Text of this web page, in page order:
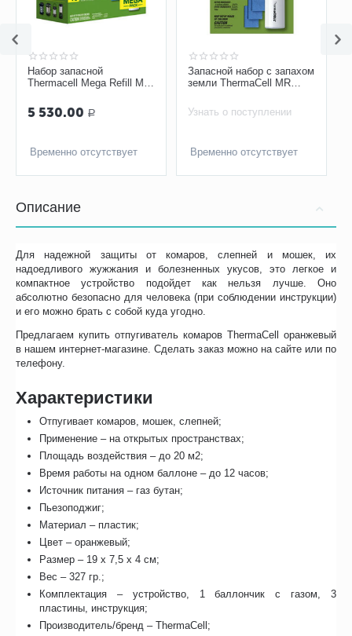
Набор запасной
Thermacell Mega Refill MR
баллонов)
5 530.00 Р
Временно отсутствует
Запасной набор с запахом
земли ThermaCell MR
Узнать о поступлении
Временно отсутствует
Описание
Для надежной защиты от комаров, слепней и мошек, их
надоедливого жужжания и болезненных укусов, это легкое и
компактное устройство подойдет как нельзя лучше. Оно
абсолютно безопасно для человека (при соблюдении инструкции)
и его можно брать с собой куда угодно.
Предлагаем купить отпугиватель комаров ThermaCell оранжевый
в нашем интернет-магазине. Сделать заказ можно на сайте или по
телефону.
Характеристики
Отпугивает комаров, мошек, слепней;
Применение – на открытых пространствах;
Площадь воздействия – до 20 м2;
Время работы на одном баллоне – до 12 часов;
Источник питания – газ бутан;
Пьезоподжиг;
Материал – пластик;
Цвет – оранжевый;
Размер – 19 х 7,5 х 4 см;
Вес – 327 гр.;
Комплектация – устройство, 1 баллончик с газом, 3
пластины, инструкция;
Производитель/бренд – ThermaCell;